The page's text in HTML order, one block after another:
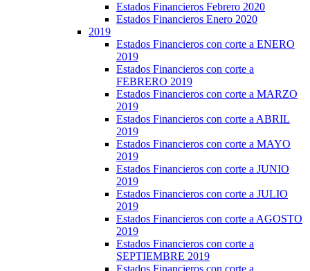
Estados Financieros Febrero 2020
Estados Financieros Enero 2020
2019
Estados Financieros con corte a ENERO
2019
Estados Financieros con corte a
FEBRERO 2019
Estados Financieros con corte a MARZO
2019
Estados Financieros con corte a ABRIL
2019
Estados Financieros con corte a MAYO
2019
Estados Financieros con corte a JUNIO
2019
Estados Financieros con corte a JULIO
2019
Estados Financieros con corte a AGOSTO
2019
Estados Financieros con corte a
SEPTIEMBRE 2019
Estados Financieros con corte a